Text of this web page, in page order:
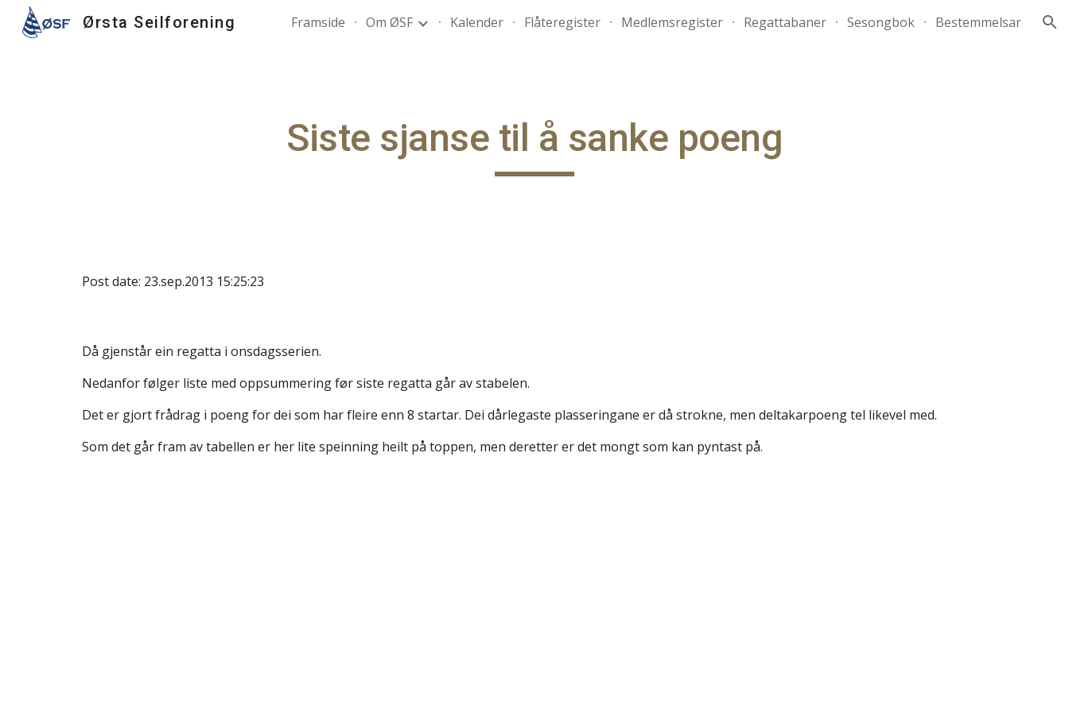
Skip to main content Skip to navigation
Ørsta Seilforening Framside Om ØSF Kalender Flåteregister Medlemsregister Regattabaner Sesongbok Bestemmelsar
Siste sjanse til å sanke poeng
Post date: 23.sep.2013 15:25:23
Då gjenstår ein regatta i onsdagsserien.
Nedanfor følger liste med oppsummering før siste regatta går av stabelen.
Det er gjort frådrag i poeng for dei som har fleire enn 8 startar. Dei dårlegaste plasseringane er då strokne, men deltakarpoeng tel likevel med.
Som det går fram av tabellen er her lite speinning heilt på toppen, men deretter er det mongt som kan pyntast på.